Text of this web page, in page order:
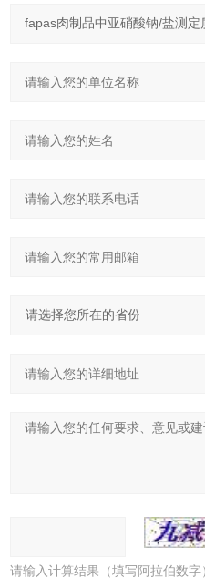
请输入计算结果（填写阿拉伯数